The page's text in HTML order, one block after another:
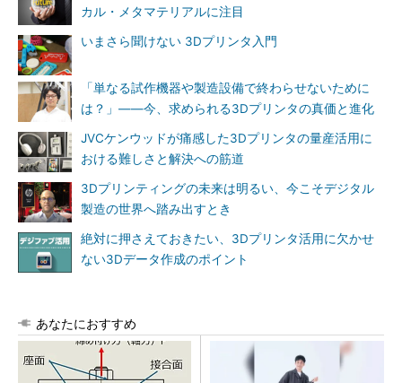
カル・メタマテリアルに注目
いまさら聞けない 3Dプリンタ入門
「単なる試作機器や製造設備で終わらせないために
は？」――今、求められる3Dプリンタの真価と進化
JVCケンウッドが痛感した3Dプリンタの量産活用に
おける難しさと解決への筋道
3Dプリンティングの未来は明るい、今こそデジタル
製造の世界へ踏み出すとき
絶対に押さえておきたい、3Dプリンタ活用に欠かせ
ない3Dデータ作成のポイント
あなたにおすすめ